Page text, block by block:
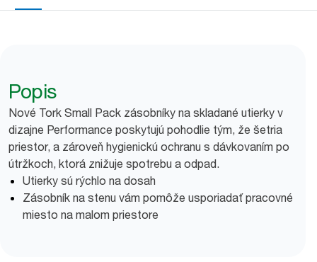
Popis
Nové Tork Small Pack zásobníky na skladané utierky v
dizajne Performance poskytujú pohodlie tým, že šetria
priestor, a zároveň hygienickú ochranu s dávkovaním po
útržkoch, ktorá znižuje spotrebu a odpad.
Utierky sú rýchlo na dosah
Zásobník na stenu vám pomôže usporiadať pracovné
miesto na malom priestore